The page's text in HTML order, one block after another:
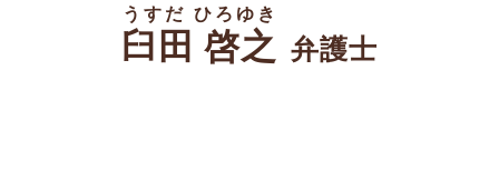
臼田 啓之
うすだ ひろゆき
弁護士